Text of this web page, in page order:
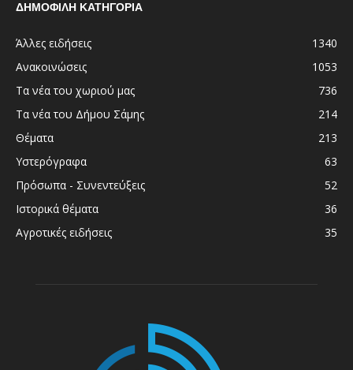
ΔΗΜΟΦΙΛΗ ΚΑΤΗΓΟΡΙΑ
Άλλες ειδήσεις
1340
Ανακοινώσεις
1053
Τα νέα του χωριού μας
736
Τα νέα του Δήμου Σάμης
214
Θέματα
213
Υστερόγραφα
63
Πρόσωπα - Συνεντεύξεις
52
Ιστορικά θέματα
36
Αγροτικές ειδήσεις
35